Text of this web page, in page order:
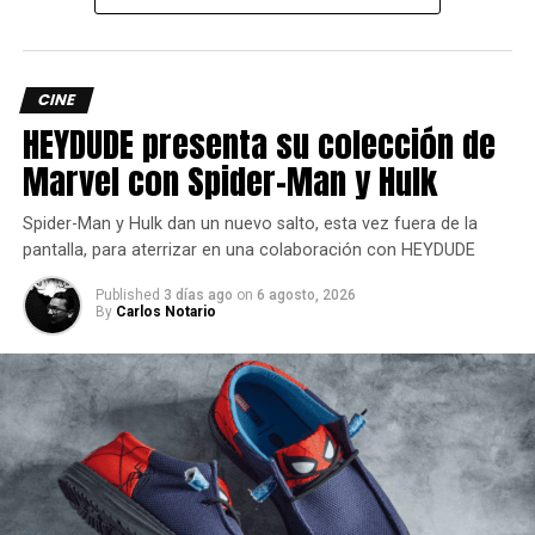
LO BUENO
Zendayacomo productora de la película se puso a modo
la historia como para ser ella la que más sobresale, es ella
momentos y su personaje es el centro (y pretexto) de
este triángulo competitivo, no solamente por su belleza
sino además por su natural talento para el tenis y los
negocios. En este sentido la expectativa se cumple y sin
duda es uno de los papeles por los que se va a recordar a
esta actriz (aunque el personaje se presta para lucir).
CINE
HEYDUDE presenta su colección de
Marvel con Spider-Man y Hulk
Spider-Man y Hulk dan un nuevo salto, esta vez fuera de la
pantalla, para aterrizar en una colaboración con HEYDUDE
Published 3 días ago on 6 agosto, 2026
By Carlos Notario